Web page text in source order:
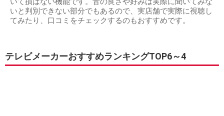
いと判別できない部分でもあるので、実店舗で実際に視聴し
てみたり、口コミをチェックするのもおすすめです。
テレビメーカーおすすめランキングTOP6～4